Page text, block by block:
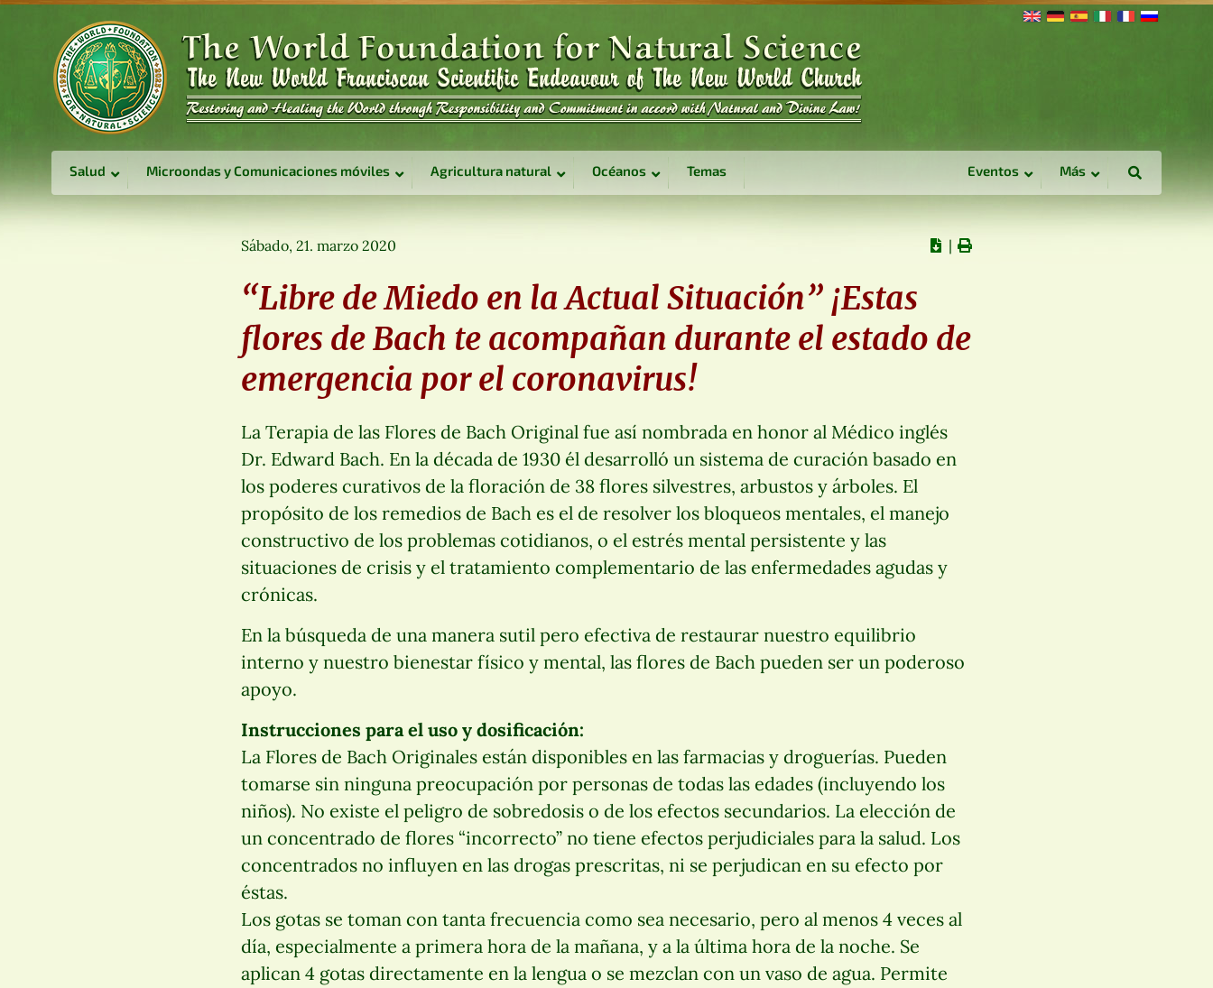
Salud Microondas y Comunicaciones móviles Agricultura natural Océanos Temas Eventos Más
Sábado, 21. marzo 2020 ∣
“Libre de Miedo en la Actual Situación” ¡Estas
flores de Bach te acompañan durante el estado de
emergencia por el coronavirus!
La Terapia de las Flores de Bach Original fue así nombrada en honor al Médico inglés
Dr. Edward Bach. En la década de 1930 él desarrolló un sistema de curación basado en
los poderes curativos de la floración de 38 flores silvestres, arbustos y árboles. El
propósito de los remedios de Bach es el de resolver los bloqueos mentales, el manejo
constructivo de los problemas cotidianos, o el estrés mental persistente y las
situaciones de crisis y el tratamiento complementario de las enfermedades agudas y
crónicas.
En la búsqueda de una manera sutil pero efectiva de restaurar nuestro equilibrio
interno y nuestro bienestar físico y mental, las flores de Bach pueden ser un poderoso
apoyo.
Instrucciones para el uso y dosificación:
La Flores de Bach Originales están disponibles en las farmacias y droguerías. Pueden
tomarse sin ninguna preocupación por personas de todas las edades (incluyendo los
niños). No existe el peligro de sobredosis o de los efectos secundarios. La elección de
un concentrado de flores “incorrecto” no tiene efectos perjudiciales para la salud. Los
concentrados no influyen en las drogas prescritas, ni se perjudican en su efecto por
éstas.
Los gotas se toman con tanta frecuencia como sea necesario, pero al menos 4 veces al
día, especialmente a primera hora de la mañana, y a la última hora de la noche. Se
aplican 4 gotas directamente en la lengua o se mezclan con un vaso de agua. Permite